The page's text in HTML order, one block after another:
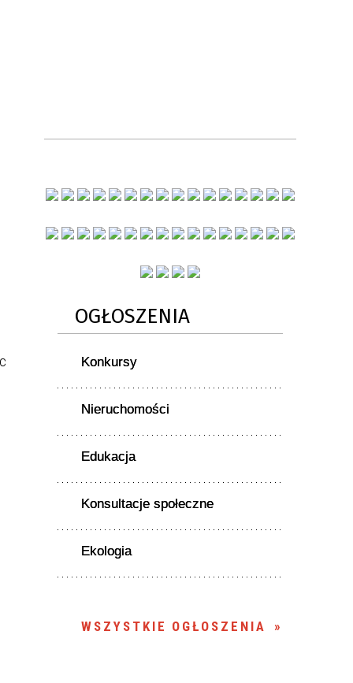
OGŁOSZENIA
Konkursy
Nieruchomości
Edukacja
Konsultacje społeczne
Ekologia
WSZYSTKIE OGŁOSZENIA